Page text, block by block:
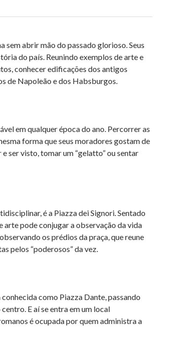
sem abrir mão do passado glorioso. Seus
do país. Reunindo exemplos de arte e
conhecer edificações dos antigos
de Napoleão e dos Habsburgos.
em qualquer época do ano. Percorrer as
forma que seus moradores gostam de
ser visto, tomar um “gelatto” ou sentar
é a Piazza dei Signori. Sentado
arte pode conjugar a observação da vida
os prédios da praça, que reune
pelos “poderosos” da vez.
como Piazza Dante, passando
E aí se entra em um local
é ocupada por quem administra a